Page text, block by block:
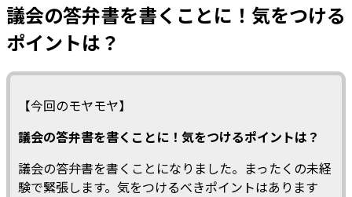
議会の答弁書を書くことに！気をつける
ポイントは？
【今回のモヤモヤ】
議会の答弁書を書くことに！気をつけるポイントは？
議会の答弁書を書くことになりました。まったくの未経
験で緊張します。気をつけるべきポイントはあります